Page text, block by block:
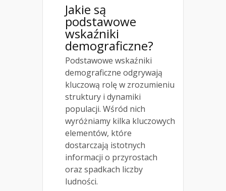
Jakie są
podstawowe
wskaźniki
demograficzne?
Podstawowe wskaźniki
demograficzne odgrywają
kluczową rolę w zrozumieniu
struktury i dynamiki
populacji. Wśród nich
wyróżniamy kilka kluczowych
elementów, które
dostarczają istotnych
informacji o przyrostach
oraz spadkach liczby
ludności.